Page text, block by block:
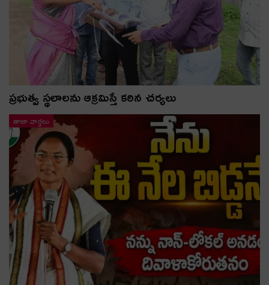
ప్రభుత్వ స్థలాలను ఆక్రమిస్తే కఠిన చర్యలు
తాజా వార్తలు